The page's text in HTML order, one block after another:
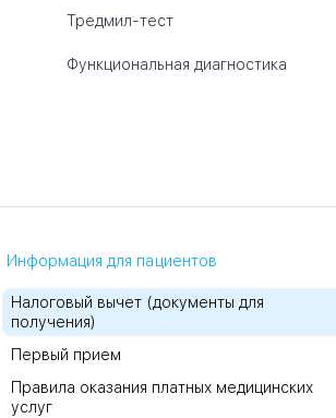
Тредмил-тест
Функциональная диагностика
Информация для пациентов
Налоговый вычет (документы для
получения)
Первый прием
Правила оказания платных медицинских
услуг